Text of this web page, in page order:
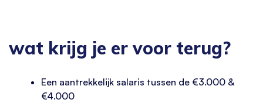
wat krijg je er voor terug?
Een aantrekkelijk salaris tussen de €3.000 &
€4.000